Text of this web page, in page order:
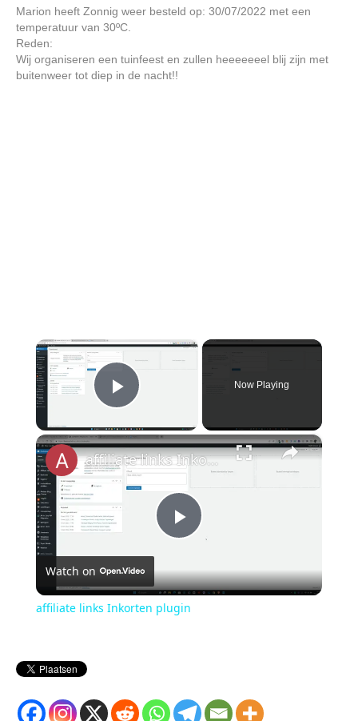
Marion heeft Zonnig weer besteld op: 30/07/2022 met een
temperatuur van 30ºC.
Reden:
Wij organiseren een tuinfeest en zullen heeeeeeel blij zijn met
buitenweer tot diep in de nacht!!
×
Play Video
Now Playing
×
P
l
affiliate links Inkorten plugin
Watch on
affiliate links Inkorten plugin